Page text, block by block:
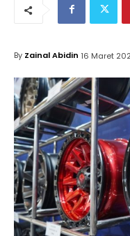
By Zainal Abidin 16 Maret